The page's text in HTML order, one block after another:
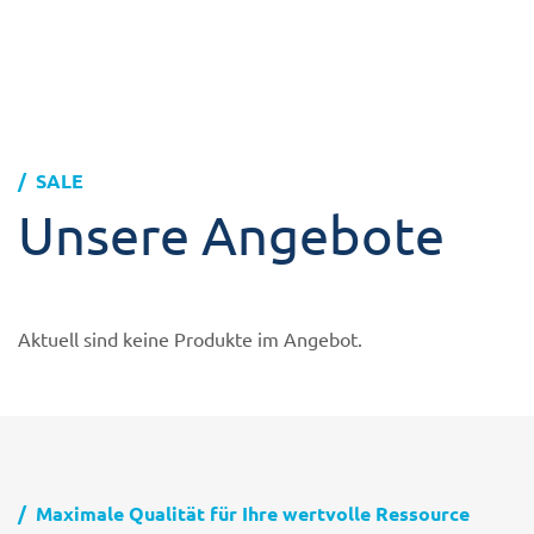
SALE
Unsere Angebote
Aktuell sind keine Produkte im Angebot.
Maximale Qualität für Ihre wertvolle Ressource